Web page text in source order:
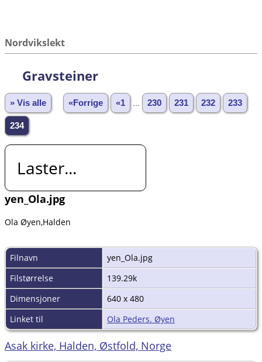
Nordvikslekt
Gravsteiner
» Vis alle «Forrige «1 230 231 232 233
234
Laster...
yen_Ola.jpg
Ola Øyen,Halden
Filnavn
yen_Ola.jpg
Filstørrelse
139.29k
Dimensjoner
640 x 480
Linket til
Ola Peders. Øyen
Asak kirke, Halden, Østfold, Norge